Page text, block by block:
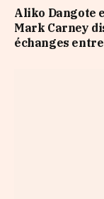
Aliko Dangote
Mark Carney
échanges